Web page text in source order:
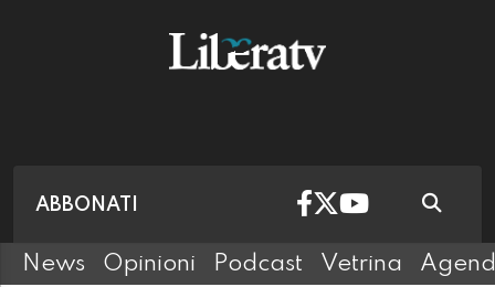
ABBONATI
News Opinioni Podcast Vetrina